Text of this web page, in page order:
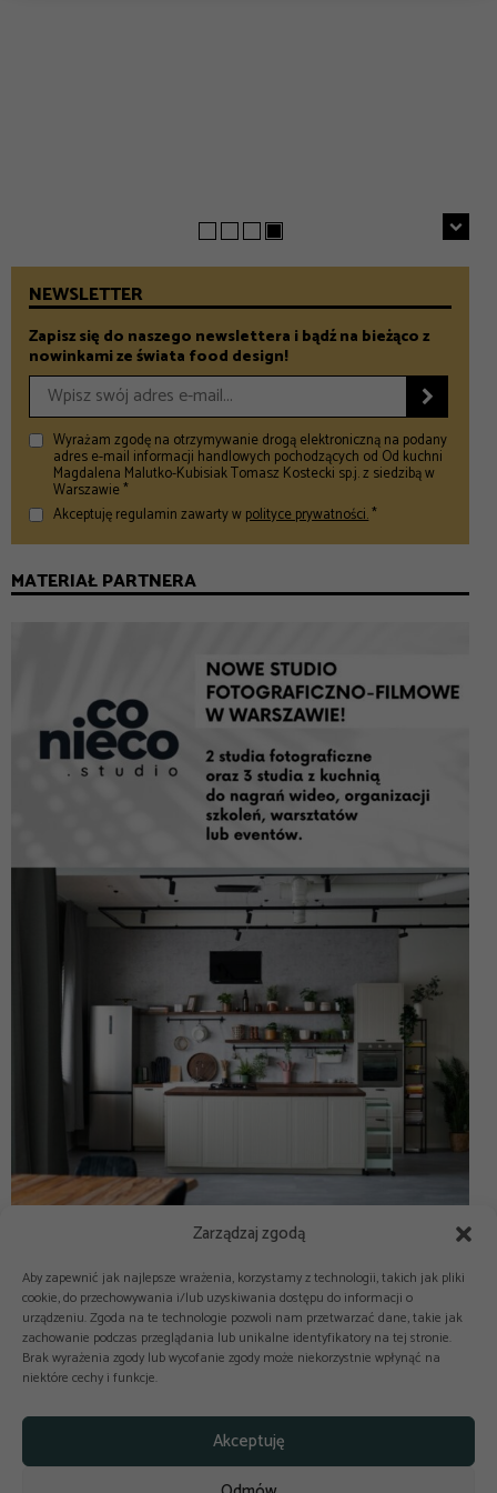
Zarządzaj zgodą
Aby zapewnić jak najlepsze wrażenia, korzystamy z technologii, takich jak pliki
cookie, do przechowywania i/lub uzyskiwania dostępu do informacji o
urządzeniu. Zgoda na te technologie pozwoli nam przetwarzać dane, takie jak
zachowanie podczas przeglądania lub unikalne identyfikatory na tej stronie.
Brak wyrażenia zgody lub wycofanie zgody może niekorzystnie wpłynąć na
niektóre cechy i funkcje.
Akceptuję
NEWSLETTER
Zapisz się do naszego newslettera i bądź na bieżąco z
nowinkami ze świata food design!

Wyrażam zgodę na otrzymywanie drogą elektroniczną na podany
adres e-mail informacji handlowych pochodzących od Od kuchni
Magdalena Malutko-Kubisiak Tomasz Kostecki sp.j. z siedzibą w
Warszawie *
Akceptuję regulamin zawarty wpolityce prywatności.*
MATERIAŁ PARTNERA
Copyright © 2025-2026 odkuchni.co
Polityka prywatności
Regulamin